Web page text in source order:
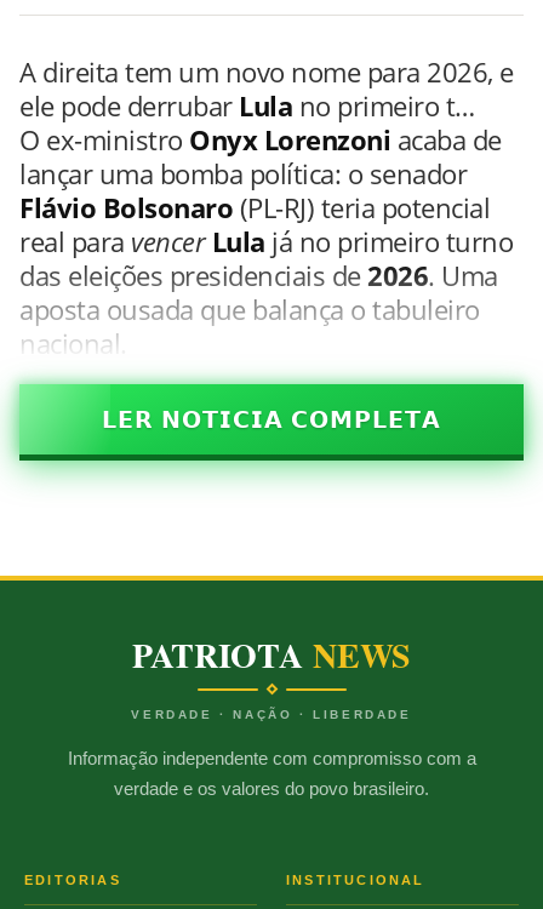
A direita tem um novo nome para 2026, e
ele pode derrubar Lula no primeiro t…
O ex-ministro Onyx Lorenzoni acaba de
lançar uma bomba política: o senador
Flávio Bolsonaro (PL-RJ) teria potencial
real para vencer Lula já no primeiro turno
das eleições presidenciais de2026. Uma
aposta ousada que balança o tabuleiro
nacional.
𝗟𝗘𝗥 𝗡𝗢𝗧𝗜𝗖𝗜𝗔 𝗖𝗢𝗠𝗣𝗟𝗘𝗧𝗔
PATRIOTANEWS
VERDADE · NAÇÃO · LIBERDADE
Informação independente com compromisso com a
verdade e os valores do povo brasileiro.
EDITORIAS INSTITUCIONAL